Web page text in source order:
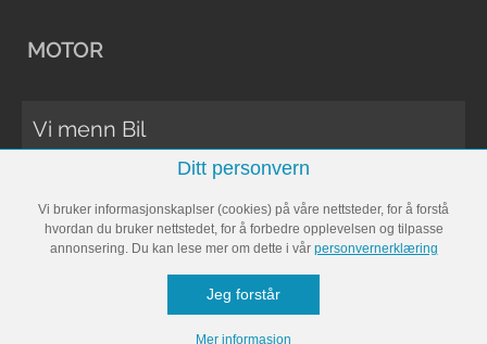
MOTOR
Vi menn Bil
Vi Menn Båt
Ditt personvern
Vi bruker informasjonskaplser (cookies) på våre nettsteder, for å forstå
hvordan du bruker nettstedet, for å forbedre opplevelsen og tilpasse
annonsering. Du kan lese mer om dette i vår personvernerklæring
Jeg forstår
Mer informasjon